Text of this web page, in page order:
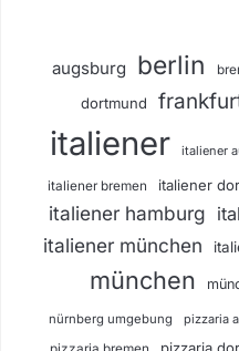
augsburg berlin
dortmund
italiener italiener
italiener bremen italiener
italiener hamburg
italiener münchen
münchen
nürnberg umgebung pizzaria